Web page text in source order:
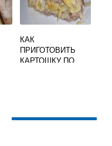
КАК
ПРИГОТОВИТЬ
КАРТОШКУ ПО